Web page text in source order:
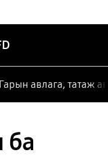
Гарын авлага, татаж